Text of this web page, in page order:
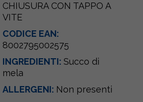
CHIUSURA CON TAPPO A
VITE
CODICE EAN:
8002795002575
INGREDIENTI: Succo di
mela
ALLERGENI: Non presenti